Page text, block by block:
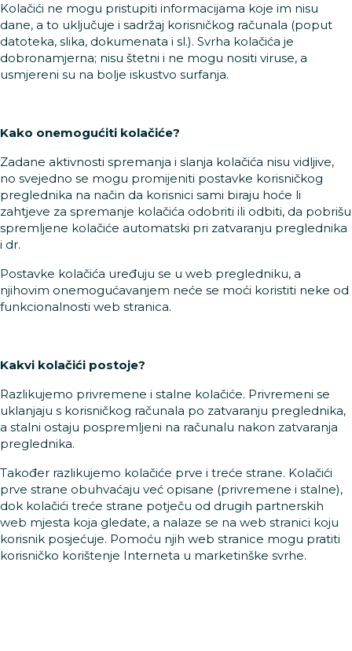
Kolačići ne mogu pristupiti informacijama koje im nisu
dane, a to uključuje i sadržaj korisničkog računala (poput
datoteka, slika, dokumenata i sl.). Svrha kolačića je
dobronamjerna; nisu štetni i ne mogu nositi viruse, a
usmjereni su na bolje iskustvo surfanja.
Kako onemogućiti kolačiće?
Zadane aktivnosti spremanja i slanja kolačića nisu vidljive,
no svejedno se mogu promijeniti postavke korisničkog
preglednika na način da korisnici sami biraju hoće li
zahtjeve za spremanje kolačića odobriti ili odbiti, da pobrišu
spremljene kolačiće automatski pri zatvaranju preglednika
i dr.
Postavke kolačića uređuju se u web pregledniku, a
njihovim onemogućavanjem neće se moći koristiti neke od
funkcionalnosti web stranica.
Kakvi kolačići postoje?
Razlikujemo privremene i stalne kolačiće. Privremeni se
uklanjaju s korisničkog računala po zatvaranju preglednika,
a stalni ostaju pospremljeni na računalu nakon zatvaranja
preglednika.
Također razlikujemo kolačiće prve i treće strane. Kolačići
prve strane obuhvaćaju već opisane (privremene i stalne),
dok kolačići treće strane potječu od drugih partnerskih
web mjesta koja gledate, a nalaze se na web stranici koju
korisnik posjećuje. Pomoću njih web stranice mogu pratiti
korisničko korištenje Interneta u marketinške svrhe.